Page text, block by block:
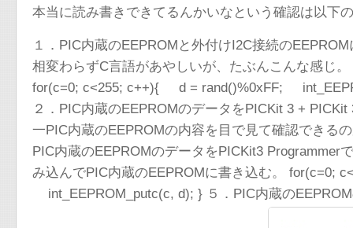
本当に読み書きできてるんかいなという確認は以下
１．PIC内蔵のEEPROMと外付けI2C接続の
相変わらずC言語があやしいが、たぶんこんな感じ。
for(c=0; c<255; c++){ d = rand()%0xFF;
２．PIC内蔵のEEPROMのデータをPICKit 3 +
一PIC内蔵のEEPROMの内容を目で見て確認できる
PIC内蔵のEEPROMのデータをPICKit3 Programmer
み込んでPIC内蔵のEEPROMに書き込む。
int_EEPROM_putc(c, d); } ５．PIC内蔵の